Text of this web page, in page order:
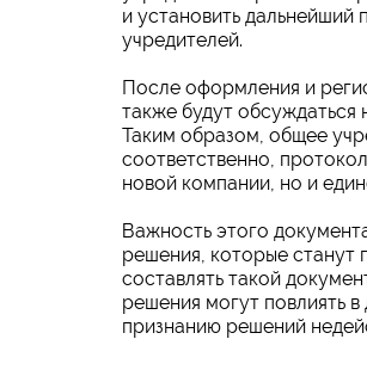
и установить дальнейший
учредителей.
После оформления и
также будут обсуждаться
Таким образом, общее
соответственно,
новой компании, но и
Важность этого
решения, которые
составлять такой
решения могут повлиять
признанию решений